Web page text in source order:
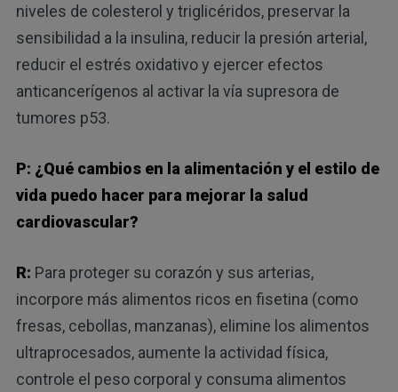
niveles de colesterol y triglicéridos, preservar la
sensibilidad a la insulina, reducir la presión arterial,
reducir el estrés oxidativo y ejercer efectos
anticancerígenos al activar la vía supresora de
tumores p53.
P: ¿Qué cambios en la alimentación y el estilo de
vida puedo hacer para mejorar la salud
cardiovascular?
R: Para proteger su corazón y sus arterias,
incorpore más alimentos ricos en fisetina (como
fresas, cebollas, manzanas), elimine los alimentos
ultraprocesados, aumente la actividad física,
controle el peso corporal y consuma alimentos